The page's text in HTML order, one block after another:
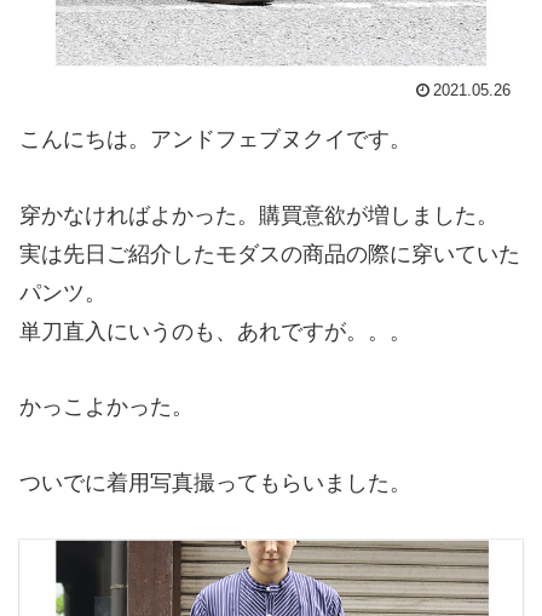
2021.05.26
こんにちは。アンドフェブヌクイです。
穿かなければよかった。購買意欲が増しました。
実は先日ご紹介したモダスの商品の際に穿いていた
パンツ。
単刀直入にいうのも、あれですが。。。
かっこよかった。
ついでに着用写真撮ってもらいました。